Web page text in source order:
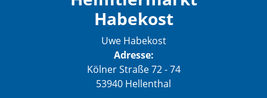
Habekost
Uwe Habekost
Adresse:
Kölner Straße 72 - 74
53940 Hellenthal